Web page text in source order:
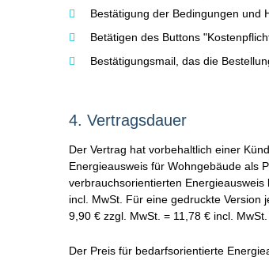
Bestätigung der Bedingungen und
Betätigen des Buttons
Bestätigungsmail, das die
4. Vertragsdauer
Der Vertrag hat vorbehaltlich einer
Energieausweis für Wohngebäude als
verbrauchsorientierten
incl. MwSt. Für eine gedruckte Version
9,90 € zzgl. MwSt. = 11,78 € incl.
Der Preis für bedarfsorientierte